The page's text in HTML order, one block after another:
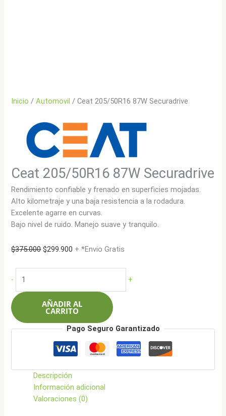
Inicio /Automovil / Ceat 205/50R16 87W Securadrive
Ceat 205/50R16 87W Securadrive
Rendimiento confiable y frenado en superficies mojadas.
Alto kilometraje y una baja resistencia a la rodadura.
Excelente agarre en curvas.
Bajo nivel de ruido. Manejo suave y tranquilo.
$375.000El
$299.900 El
$299.900.
+ *Envio Gratis
-
205/50R16
87W
Securadrive
cantidad
+
AÑADIR AL
CARRITO
Pago Seguro Garantizado
Descripción
Información adicional
Valoraciones (0)